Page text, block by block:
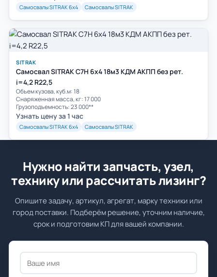
Самосвалы SITRAK 6х4 Самосвалы SITRAK
SITRAK
Самосвал SITRAK C7H 6x4 18м3 КДМ АКПП без рет.
i=4,2 R22,5
Объем кузова, куб.м: 18
Cнаряженная масса, кг: 17 000
Грузоподъемность: 23 000**
Узнать цену за 1 час
Самосвалы SITRAK 6х4 Самосвалы SITRAK
Нужно найти запчасть, узел,
технику или рассчитать лизинг?
Опишите задачу, артикул, агрегат, марку техники или
город поставки. Подберём решение, уточним наличие,
срок и подготовим КП для вашей компании.